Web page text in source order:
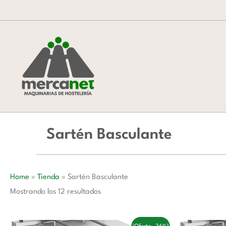
al
Sartén Basculante
Home » Tienda » Sartén Basculante
Mostrando los 12 resultados
popularidad
El
El